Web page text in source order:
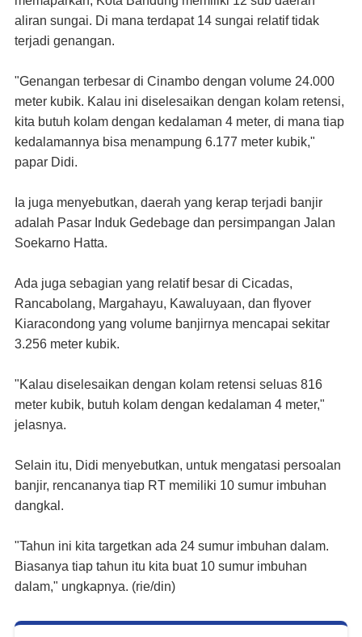
aliran sungai. Di mana terdapat 14 sungai relatif tidak
terjadi genangan.
"Genangan terbesar di Cinambo dengan volume 24.000
meter kubik. Kalau ini diselesaikan dengan kolam retensi,
kita butuh kolam dengan kedalaman 4 meter, di mana tiap
kedalamannya bisa menampung 6.177 meter kubik,"
papar Didi.
Ia juga menyebutkan, daerah yang kerap terjadi banjir
adalah Pasar Induk Gedebage dan persimpangan Jalan
Soekarno Hatta.
Ada juga sebagian yang relatif besar di Cicadas,
Rancabolang, Margahayu, Kawaluyaan, dan flyover
Kiaracondong yang volume banjirnya mencapai sekitar
3.256 meter kubik.
"Kalau diselesaikan dengan kolam retensi seluas 816
meter kubik, butuh kolam dengan kedalaman 4 meter,"
jelasnya.
Selain itu, Didi menyebutkan, untuk mengatasi persoalan
banjir, rencananya tiap RT memiliki 10 sumur imbuhan
dangkal.
"Tahun ini kita targetkan ada 24 sumur imbuhan dalam.
Biasanya tiap tahun itu kita buat 10 sumur imbuhan
dalam," ungkapnya. (rie/din)